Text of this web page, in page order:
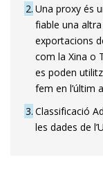
2 Una proxy és
fiable una
exportacions
com la Xina o
es poden
fem en l’últim
3 Classificació
les dades de